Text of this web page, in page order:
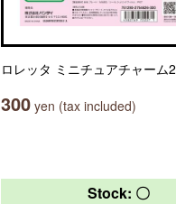
ロレッタ ミニチュアチャーム2
300 yen (tax included)
Stock: 〇